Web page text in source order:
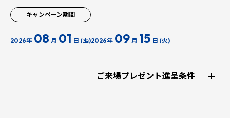
キャンペーン期間
2026年 08 月 01 日 (土)2026年 09 月 15 日 (火)
ご来場プレゼント進呈条件